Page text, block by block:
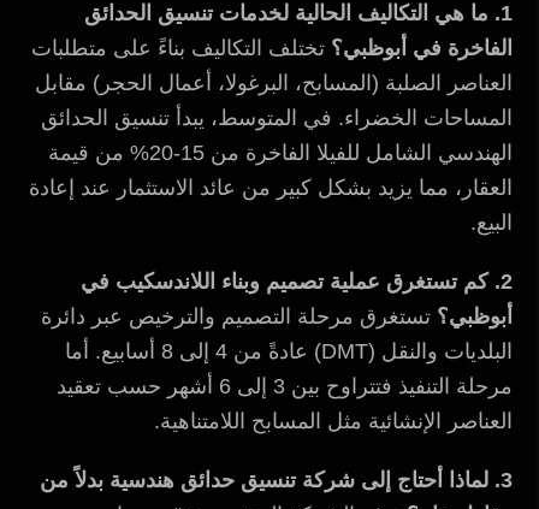
1. ما هي التكاليف الحالية لخدمات تنسيق الحدائق
الفاخرة في أبوظبي؟ تختلف التكاليف بناءً على متطلبات
العناصر الصلبة (المسابح، البرغولا، أعمال الحجر) مقابل
المساحات الخضراء. في المتوسط، يبدأ تنسيق الحدائق
الهندسي الشامل للفيلا الفاخرة من 15-20% من قيمة
العقار، مما يزيد بشكل كبير من عائد الاستثمار عند إعادة
البيع.
2. كم تستغرق عملية تصميم وبناء اللاندسكيب في
أبوظبي؟ تستغرق مرحلة التصميم والترخيص عبر دائرة
البلديات والنقل (DMT) عادةً من 4 إلى 8 أسابيع. أما
مرحلة التنفيذ فتتراوح بين 3 إلى 6 أشهر حسب تعقيد
العناصر الإنشائية مثل المسابح اللامتناهية.
3. لماذا أحتاج إلى شركة تنسيق حدائق هندسية بدلاً من